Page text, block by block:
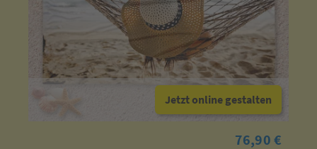
Jetzt online gestalten
76,90 €